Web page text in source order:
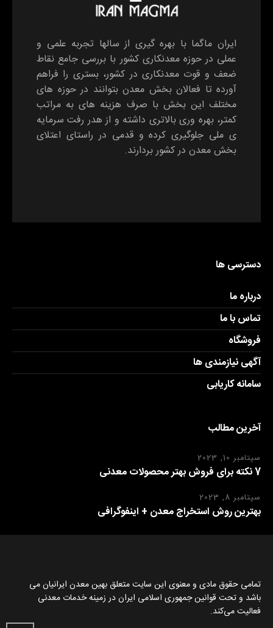
ایران ماگما با بهره گیری از سالها تجربه علمی و
عملی در حوزه معدنکاری کشور با بررسی جامع نقاط
ضعف و قوت معدنکاری در کشور، بستری را فراهم
آورده تا فعالان بخش معدن بتوانند در حوزه های
مختلف این بخش با صرف هزینه های به مراتب
کمتر، بهره وری بالاتری داشته و از هدر رفت سرمایه
ی ملی جلوگیری کرده و قدمی در راستای اعتلای
بخش معدن در کشور بردارند.
دسترسی ها
درباره ما
تماس با ما
فروشگاه
آگهی نیازمندی ها
سامانه کاریابی
آخرین مطالب
سپتامبر 10, 2023
7 نکته برای فروش بهتر محصولات معدنی
سپتامبر 8, 2023
بهترین روش استخراج معدن + اینفوگرافی
تمامی حقوق مادی و معنوی این سایت متعلق بهین معدن ایرانیان می
باشد و تحت قوانین جمهوری اسلامی ایران در زمینه خدمات معدنی
فعالیت می‌کند.